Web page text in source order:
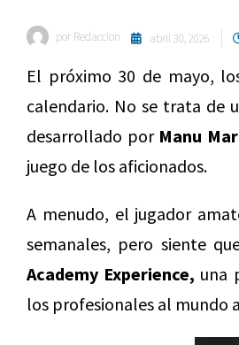
por Redaccion abril 30, 2026
El próximo 30 de mayo,
calendario. No se trata de
desarrollado por Manu
juego de los aficionados.
A menudo, el jugador
semanales, pero siente
Academy Experience, una
los profesionales al mundo